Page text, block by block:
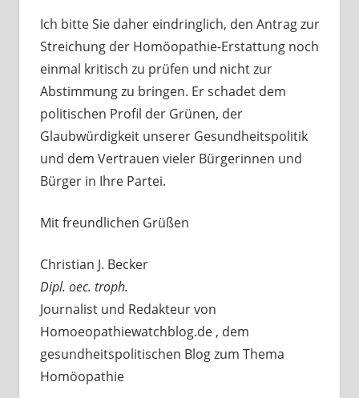
Ich bitte Sie daher eindringlich, den Antrag zur
Streichung der Homöopathie-Erstattung noch
einmal kritisch zu prüfen und nicht zur
Abstimmung zu bringen. Er schadet dem
politischen Profil der Grünen, der
Glaubwürdigkeit unserer Gesundheitspolitik
und dem Vertrauen vieler Bürgerinnen und
Bürger in Ihre Partei.
Mit freundlichen Grüßen
Christian J. Becker
Dipl. oec. troph.
Journalist und Redakteur von
Homoeopathiewatchblog.de , dem
gesundheitspolitischen Blog zum Thema
Homöopathie